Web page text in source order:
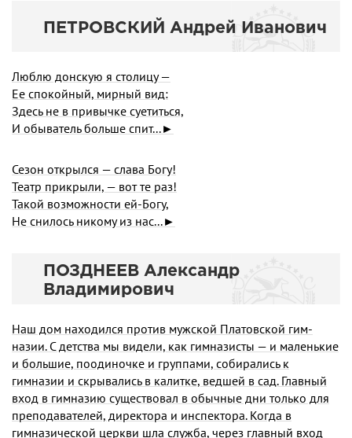
ПЕТРОВСКИЙ Андрей Иванович
Люблю донскую я столицу —
Ее спокойный, мирный вид:
Здесь не в привычке суетиться,
И обыватель больше спит...►
Сезон открылся — слава Богу!
Театр прикрыли, — вот те раз!
Такой возможности ей-Богу,
Не снилось никому из нас...►
ПОЗДНЕЕВ Александр
Владимирович
Наш дом находился против мужской Платовской гим­
назии. С детства мы видели, как гимназисты — и малень­кие
и большие, поодиночке и группами, собирались к
гимназии и скрывались в калитке, ведшей в сад. Главный
вход в гимназию существовал в обычные дни только для
преподавателей, директора и инспектора. Когда в
гимназической церкви шла служба, через главный вход